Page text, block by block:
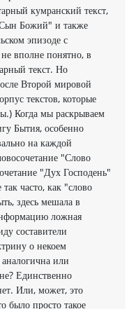
кумранский текст,
"Сын Божий" и также
эпизоде с
вполне понятно, в
текст. Но
Второй мировой
текстов, которые
Когда мы раскрываем
Бытия, особенно
на каждой
"Слово
"Дух Господень"
так часто, как "слово
здесь мешала в
ложная
составители
о некоем
или
Единственно
Или, может, это
было просто такое